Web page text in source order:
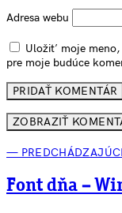
Adresa webu
Uložiť moje meno,
pre moje budúce
ZOBRAZIŤ
— PREDCHÁDZAJÚCI
Font dňa –